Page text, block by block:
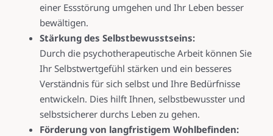
einer Essstörung umgehen und Ihr Leben besser
bewältigen.
Stärkung des Selbstbewusstseins:
Durch die psychotherapeutische Arbeit können Sie
Ihr Selbstwertgefühl stärken und ein besseres
Verständnis für sich selbst und Ihre Bedürfnisse
entwickeln. Dies hilft Ihnen, selbstbewusster und
selbstsicherer durchs Leben zu gehen.
Förderung von langfristigem Wohlbefinden: